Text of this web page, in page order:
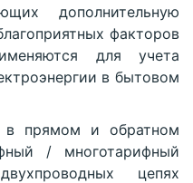
дополнительную
факторов
для учета
в бытовом
в прямом и обратном
/ многотарифный
цепях